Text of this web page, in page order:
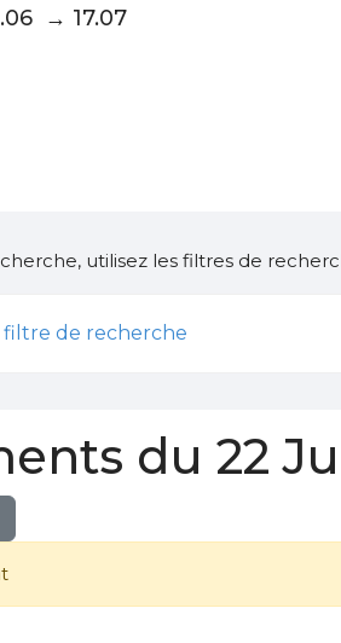
→ 17.07
utilisez les filtres de
de recherche
du 22